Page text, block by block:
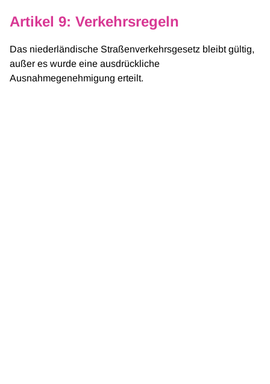
Artikel 9: Verkehrsregeln
Das niederländische Straßenverkehrsgesetz bleibt gültig,
außer es wurde eine ausdrückliche
Ausnahmegenehmigung erteilt.